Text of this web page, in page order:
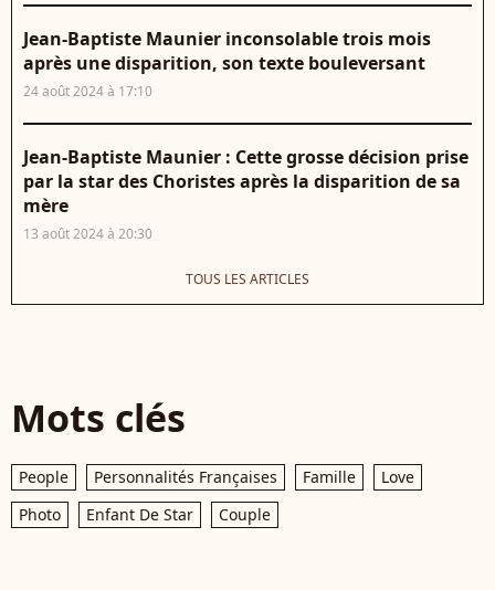
Jean-Baptiste Maunier inconsolable trois mois
après une disparition, son texte bouleversant
24 août 2024 à 17:10
Jean-Baptiste Maunier : Cette grosse décision prise
par la star des Choristes après la disparition de sa
mère
13 août 2024 à 20:30
TOUS LES ARTICLES
Mots clés
People Personnalités Françaises Famille
Love
Photo
Enfant De Star Couple